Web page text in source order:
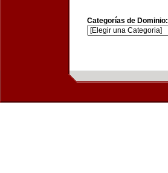
Categorías de Dominio: